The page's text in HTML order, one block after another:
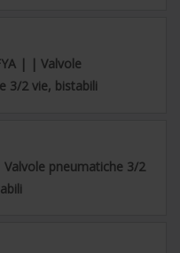
| | Valvole
3/2 vie, bistabili
pneumatiche 3/2